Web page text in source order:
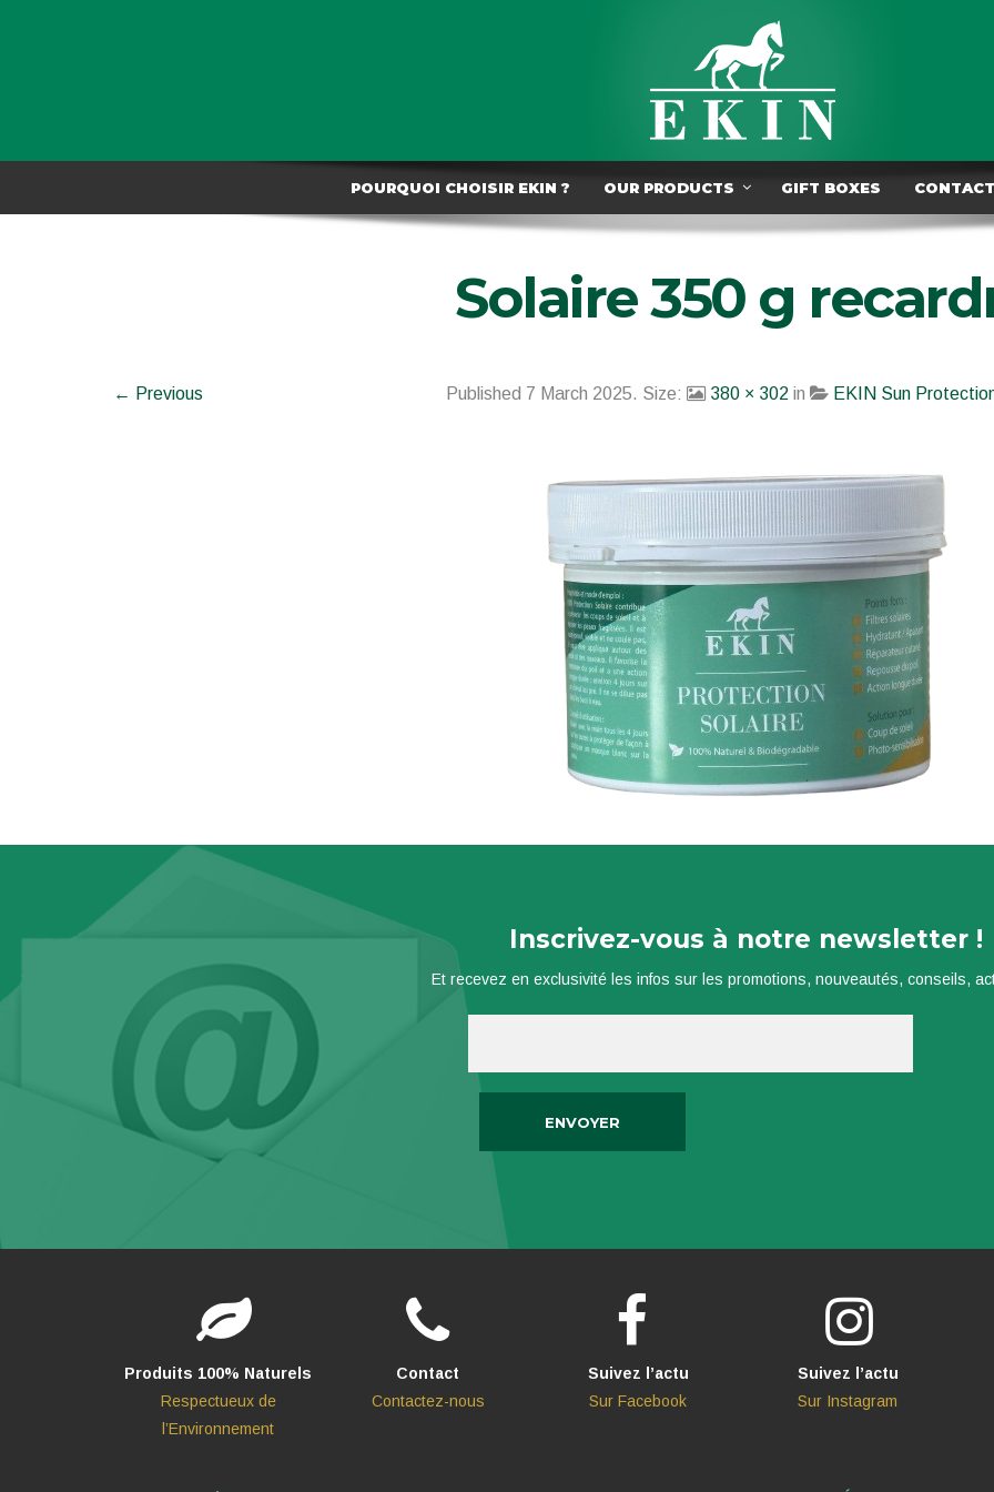
POURQUOI CHOISIR EKIN ? OUR PRODUCTS GIFT BOXES CONTACT
Solaire 350 g
Published 7 March 2025. Size: 380 × 302in EKIN Sun
← Previous
Inscrivez-vous à notre newsletter !
Et recevez en exclusivité les infos sur les promotions, nouveautés, conseils,
Produits 100% Naturels
Respectueux de
l’Environnement
Contact
Contactez-nous
Suivez l’actu
Sur Facebook
Suivez l’actu
Sur Instagram